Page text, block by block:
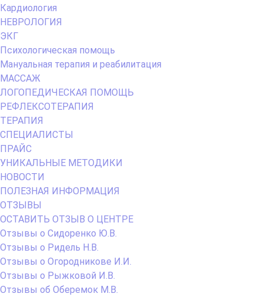
Кардиология
НЕВРОЛОГИЯ
ЭКГ
Психологическая помощь
Мануальная терапия и реабилитация
МАССАЖ
ЛОГОПЕДИЧЕСКАЯ ПОМОЩЬ
РЕФЛЕКСОТЕРАПИЯ
ТЕРАПИЯ
СПЕЦИАЛИСТЫ
ПРАЙС
УНИКАЛЬНЫЕ МЕТОДИКИ
НОВОСТИ
ПОЛЕЗНАЯ ИНФОРМАЦИЯ
ОТЗЫВЫ
ОСТАВИТЬ ОТЗЫВ О ЦЕНТРЕ
Отзывы о Сидоренко Ю.В.
Отзывы о Ридель Н.В.
Отзывы о Огородникове И.И.
Отзывы о Рыжковой И.В.
Отзывы об Оберемок М.В.